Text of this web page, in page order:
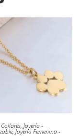
Collares,Joyería -
,Joyería Femenina -